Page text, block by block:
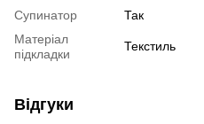
Супинатор
Так
Матеріал
підкладки
Текстиль
Відгуки